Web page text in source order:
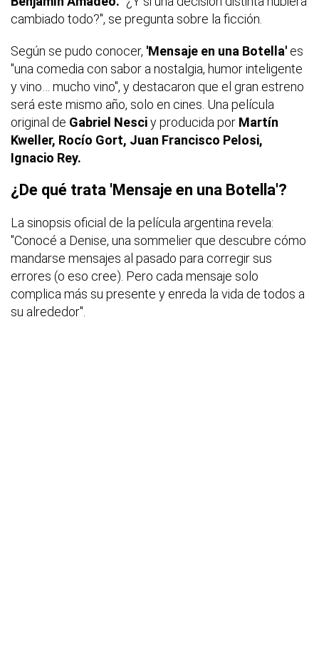
cambiado todo?", se pregunta sobre la ficción.
Según se pudo conocer, 'Mensaje en una Botella' es
"una comedia con sabor a nostalgia, humor inteligente
y vino… mucho vino", y destacaron que el gran estreno
será este mismo año, solo en cines. Una película
original de Gabriel Nesciy producida por Martín
Kweller, Rocío Gort, Juan Francisco Pelosi,
Ignacio Rey.
¿De qué trata 'Mensaje en una Botella'?
La sinopsis oficial de la película argentina revela:
"Conocé a Denise, una sommelier que descubre cómo
mandarse mensajes al pasado para corregir sus
errores (o eso cree). Pero cada mensaje solo
complica más su presente y enreda la vida de todos a
su alrededor".